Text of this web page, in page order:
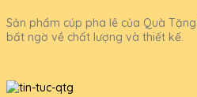
Sản phẩm cúp pha lê của Quà
bất ngờ về chất lượng và thiết kế.